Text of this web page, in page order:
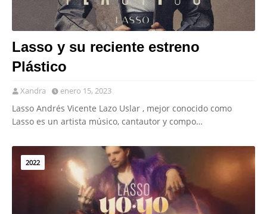
Lasso y su reciente estreno
Plástico
Xandra enero 15, 2023
Lasso Andrés Vicente Lazo Uslar , mejor conocido como
Lasso es un artista músico, cantautor y compo…
2022